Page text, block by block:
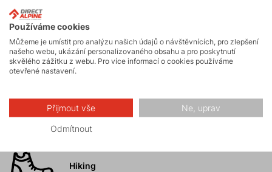
Skalní lezení a
Vysokohorská
turistika
Hiking
Používáme cookies
Můžeme je umístit pro analýzu našich údajů o návštěvnících, pro zlepšení
našeho webu, ukázání personalizovaného obsahu a pro poskytnutí
skvělého zážitku z webu. Pro více informací o cookies používáme
otevřené nastavení.
Přijmout vše Ne, uprav
Odmítnout